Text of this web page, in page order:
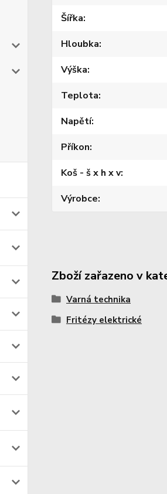
Šířka
Hloubka
Výška
Teplota
Napětí
Příkon
Koš - š x h x v
Výrobce
Zboží zařazeno v
Varná technika
Fritézy elektrické